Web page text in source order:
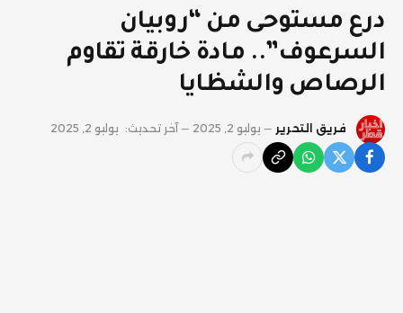
درع مستوحى من “روبيان
السرعوف”.. مادة خارقة تقاوم
الرصاص والشظايا
فريق التحرير يوليو 2, 2025 آخر تحديث: يوليو 2, 2025